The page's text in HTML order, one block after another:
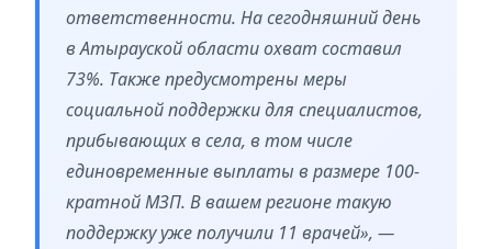
ответственности. На сегодняшний день
в Атырауской области охват составил
73%. Также предусмотрены меры
социальной поддержки для специалистов,
прибывающих в села, в том числе
единовременные выплаты в размере 100-
кратной МЗП. В вашем регионе такую
поддержку уже получили 11 врачей», —